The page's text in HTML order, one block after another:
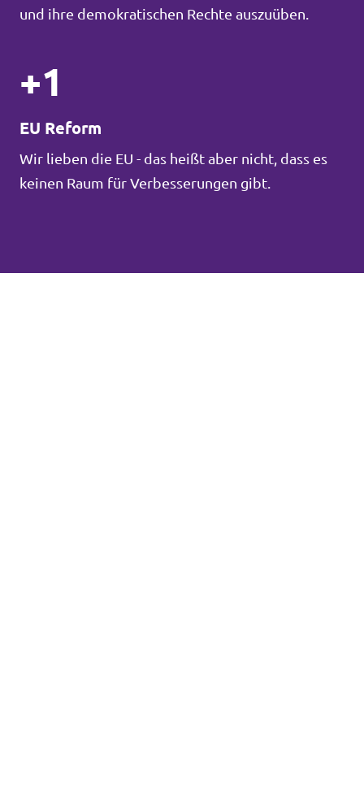
und ihre demokratischen Rechte auszuüben.
+1
EU Reform
Wir lieben die EU - das heißt aber nicht, dass es
keinen Raum für Verbesserungen gibt.